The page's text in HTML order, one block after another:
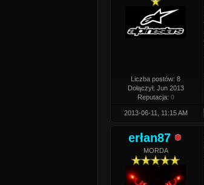
Liczba postów: 8
Dołączył: Jun 2013
Reputacja: 0
2013-06-11, 11:15 AM
erłan87
MORDA